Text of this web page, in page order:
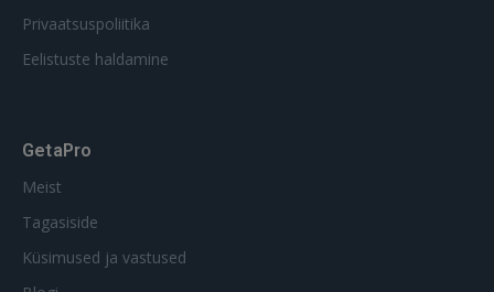
Privaatsuspoliitika
Eelistuste haldamine
GetaPro
Meist
Tagasiside
Küsimused ja vastused